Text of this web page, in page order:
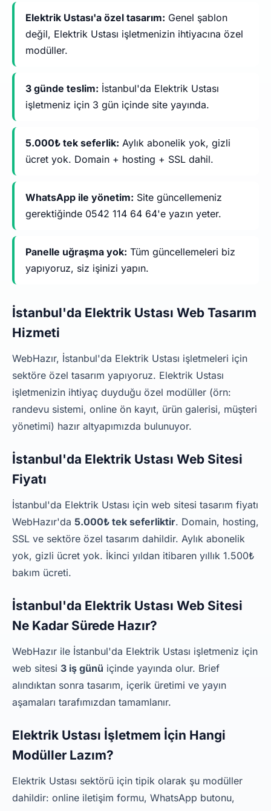
Elektrik Ustası'a özel tasarım: Genel şablon
değil, Elektrik Ustası işletmenizin ihtiyacına özel
modüller.
3 günde teslim: İstanbul'da Elektrik Ustası
işletmeniz için 3 gün içinde site yayında.
5.000₺ tek seferlik: Aylık abonelik yok, gizli
ücret yok. Domain + hosting + SSL dahil.
WhatsApp ile yönetim: Site güncellemeniz
gerektiğinde 0542 114 64 64'e yazın yeter.
Panelle uğraşma yok: Tüm güncellemeleri biz
yapıyoruz, siz işinizi yapın.
İstanbul'da Elektrik Ustası Web Tasarım
Hizmeti
WebHazır, İstanbul'da Elektrik Ustası işletmeleri için
sektöre özel tasarım yapıyoruz. Elektrik Ustası
işletmenizin ihtiyaç duyduğu özel modüller (örn:
randevu sistemi, online ön kayıt, ürün galerisi, müşteri
yönetimi) hazır altyapımızda bulunuyor.
İstanbul'da Elektrik Ustası Web Sitesi
Fiyatı
İstanbul'da Elektrik Ustası için web sitesi tasarım fiyatı
WebHazır'da 5.000₺ tek seferliktir. Domain, hosting,
SSL ve sektöre özel tasarım dahildir. Aylık abonelik
yok, gizli ücret yok. İkinci yıldan itibaren yıllık 1.500₺
bakım ücreti.
İstanbul'da Elektrik Ustası Web Sitesi
Ne Kadar Sürede Hazır?
WebHazır ile İstanbul'da Elektrik Ustası işletmeniz için
web sitesi 3 iş günü içinde yayında olur. Brief
alındıktan sonra tasarım, içerik üretimi ve yayın
aşamaları tarafımızdan tamamlanır.
Elektrik Ustası İşletmem İçin Hangi
Modüller Lazım?
Elektrik Ustası sektörü için tipik olarak şu modüller
dahildir: online iletişim formu, WhatsApp butonu,